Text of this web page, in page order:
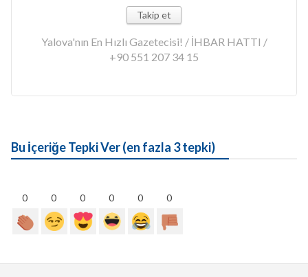
Takip et
Yalova'nın En Hızlı Gazetecisi! / İHBAR HATTI /
+90 551 207 34 15
Bu İçeriğe Tepki Ver (en fazla 3 tepki)
0 0 0 0 0 0